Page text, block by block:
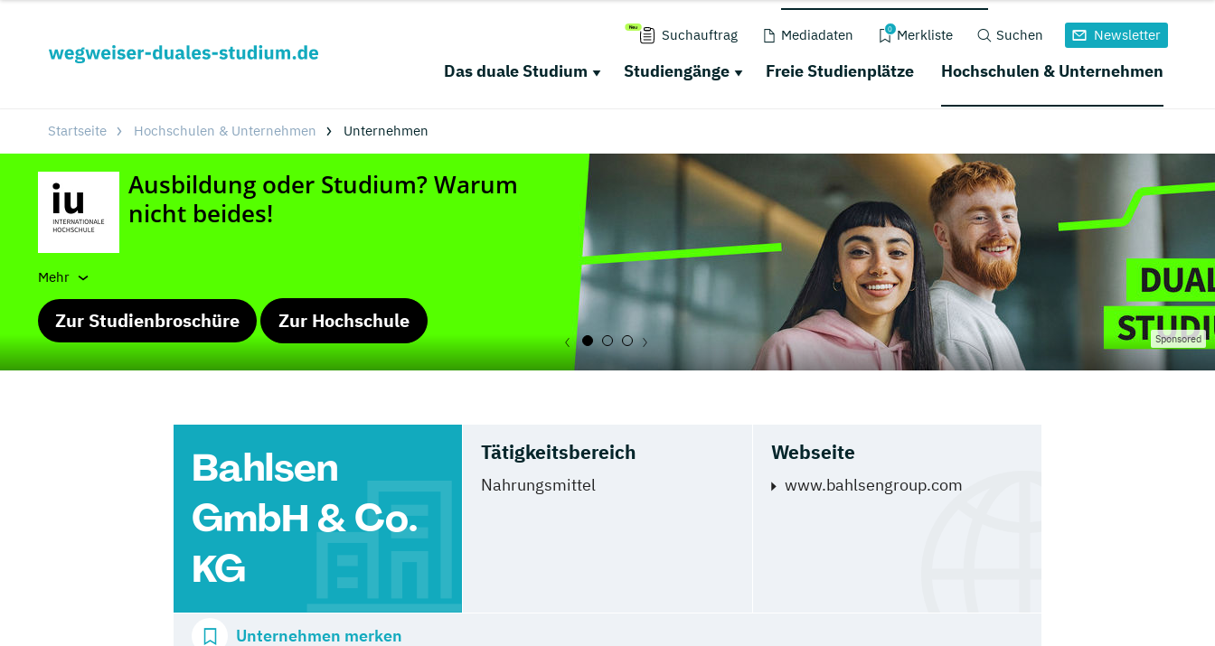
Suchauftrag Mediadaten 0 Merkliste Suchen Newsletter
Das duale Studium Studiengänge Freie Studienplätze Hochschulen & Unternehmen
Startseite Hochschulen & Unternehmen Unternehmen
Mehr
Zur Studienbroschüre Zur Hochschule
Sponsored
Bahlsen
GmbH & Co.
KG
Tätigkeitsbereich
Nahrungsmittel
Webseite
www.bahlsengroup.com
Unternehmen merken